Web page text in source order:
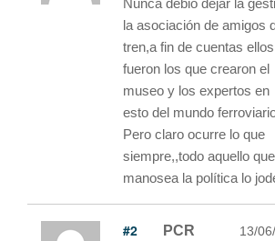
la asociación de amigos
tren,a fin de cuentas ellos
fueron los que crearon el
museo y los expertos en
esto del mundo
Pero claro ocurre lo que
siempre,,todo aquello que
manosea la política lo
#2 PCR 13/